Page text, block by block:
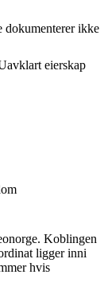
dokumenterer ikke
eierskap
Koblingen
ligger inni
hvis